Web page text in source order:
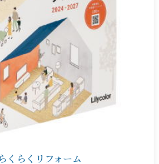
らくらくリフォーム